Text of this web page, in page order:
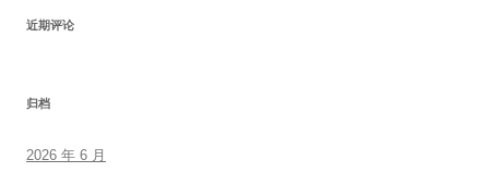
近期评论
归档
2026 年 6 月